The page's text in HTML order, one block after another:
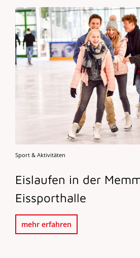
Sport & Aktivitäten
Eislaufen in der
Eissporthalle
mehr erfahren